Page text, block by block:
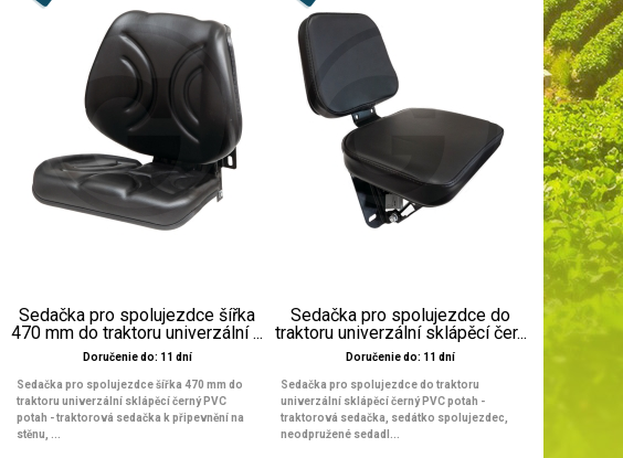
Sedačka pro spolujezdce šířka
470 mm do traktoru univerzální ...
Doručenie do: 11 dní
Sedačka pro spolujezdce šířka 470 mm do
traktoru univerzální sklápěcí černý PVC
potah - traktorová sedačka k připevnění na
stěnu, ...
Sedačka pro spolujezdce do
traktoru univerzální sklápěcí čer...
Doručenie do: 11 dní
Sedačka pro spolujezdce do traktoru
univerzální sklápěcí černý PVC potah -
traktorová sedačka, sedátko spolujezdec,
neodpružené sedadl...